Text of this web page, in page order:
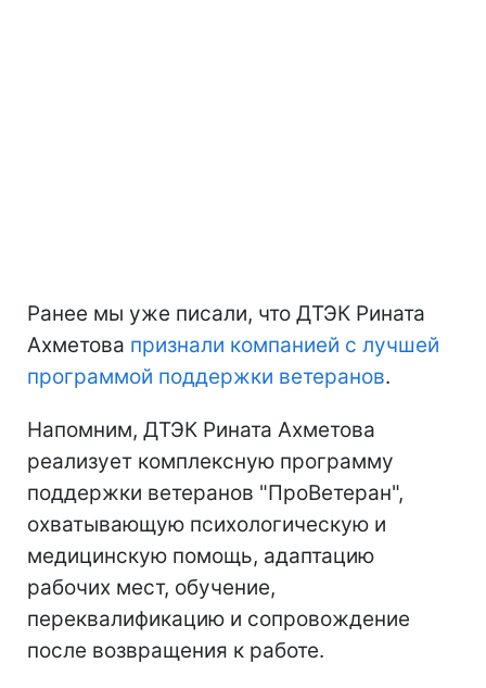
Ранее мы уже писали, что ДТЭК Рината
Ахметова признали компанией с лучшей
программой поддержки ветеранов.
Напомним, ДТЭК Рината Ахметова
реализует комплексную программу
поддержки ветеранов "ПроВетеран",
охватывающую психологическую и
медицинскую помощь, адаптацию
рабочих мест, обучение,
переквалификацию и сопровождение
после возвращения к работе.